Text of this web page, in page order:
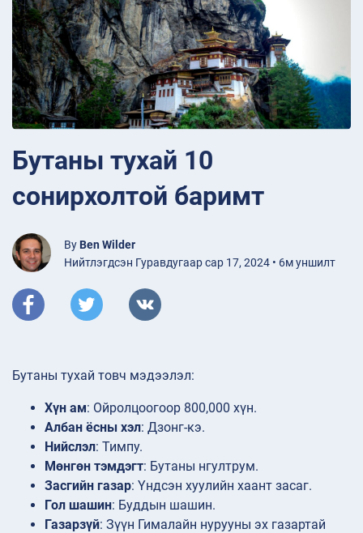
Бутаны тухай 10
сонирхолтой баримт
By Ben Wilder
Нийтлэгдсэн Гуравдугаар сар 17, 2024 • 6м уншилт
Бутаны тухай товч мэдээлэл:
Хүн ам: Ойролцоогоор 800,000 хүн.
Албан ёсны хэл: Дзонг-кэ.
Нийслэл: Тимпу.
Мөнгөн тэмдэгт: Бутаны нгултрум.
Засгийн газар: Үндсэн хуулийн хаант засаг.
Гол шашин: Буддын шашин.
Газарзүй: Зүүн Гималайн нурууны эх газартай